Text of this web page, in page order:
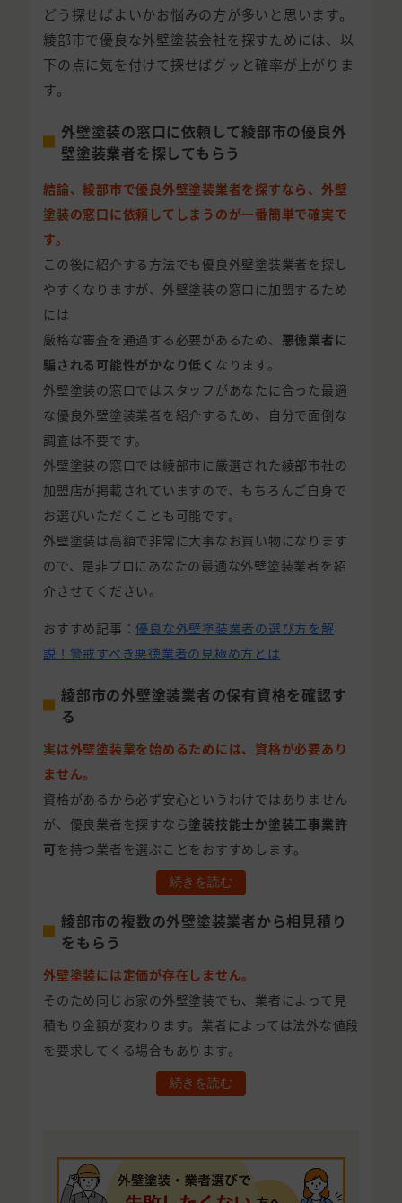
どう探せばよいかお悩みの方が多いと思います。
綾部市で優良な外壁塗装会社を探すためには、以
下の点に気を付けて探せばグッと確率が上がりま
す。
外壁塗装の窓口に依頼して綾部市の優良外
壁塗装業者を探してもらう
結論、綾部市で優良外壁塗装業者を探すなら、外壁
塗装の窓口に依頼してしまうのが一番簡単で確実で
す。
この後に紹介する方法でも優良外壁塗装業者を探し
やすくなりますが、外壁塗装の窓口に加盟するため
には
厳格な審査を通過する必要があるため、 悪徳業者に
騙される可能性がかなり低く なります。
外壁塗装の窓口ではスタッフがあなたに合った最適
な優良外壁塗装業者を紹介するため、自分で面倒な
調査は不要です。
外壁塗装の窓口では綾部市に厳選された綾部市社の
加盟店が掲載されていますので、もちろんご自身で
お選びいただくことも可能です。
外壁塗装は高額で非常に大事なお買い物になります
ので、是非プロにあなたの最適な外壁塗装業者を紹
介させてください。
おすすめ記事：優良な外壁塗装業者の選び方を解
説！警戒すべき悪徳業者の見極め方とは
綾部市の外壁塗装業者の保有資格を確認す
る
実は外壁塗装業を始めるためには、資格が必要あり
ません。
資格があるから必ず安心というわけではありません
が、優良業者を探すなら塗装技能士か塗装工事業許
可 を持つ業者を選ぶことをおすすめします。
続きを読む
綾部市の複数の外壁塗装業者から相見積り
をもらう
外壁塗装には定価が存在しません。
そのため同じお家の外壁塗装でも、業者によって見
積もり金額が変わります。業者によっては法外な値段
を要求してくる場合もあります。
続きを読む